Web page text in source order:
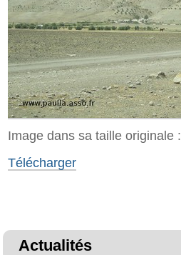
Image dans sa taille originale :
Télécharger
Actualités